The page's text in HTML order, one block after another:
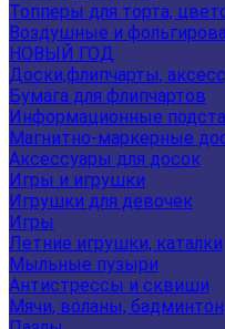
Топперы для торта,
Воздушные и
НОВЫЙ ГОД
Доски,флипчарты,
Бумага для флипчартов
Информационные
Магнитно-маркерные
Аксессуары для досок
Игры и игрушки
Игрушки для девочек
Игры
Летние игрушки, каталки
Мыльные пузыри
Антистрессы и сквиши
Мячи, воланы, бадминтон